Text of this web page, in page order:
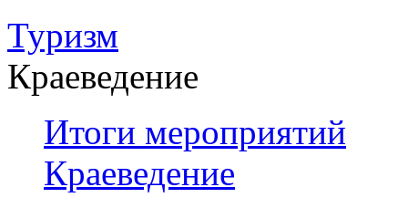
Туризм
Краеведение
Итоги мероприятий
Краеведение